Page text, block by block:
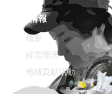
企業情報
概要
経営理念
地域貢献活動